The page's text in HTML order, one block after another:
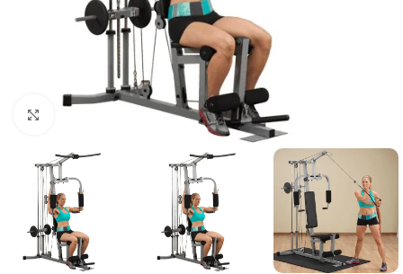
Suurendamiseks klõpsake